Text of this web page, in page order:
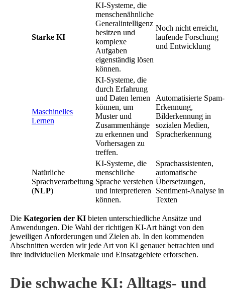
Starke KI
KI-Systeme, die
menschenähnliche
Generalintelligenz
besitzen und
komplexe
Aufgaben
eigenständig lösen
können.
Noch nicht erreicht,
laufende Forschung
und Entwicklung
Maschinelles
Lernen
KI-Systeme, die
durch Erfahrung
und Daten lernen
können, um
Muster und
Zusammenhänge
zu erkennen und
Vorhersagen zu
treffen.
Automatisierte Spam-
Erkennung,
Bilderkennung in
sozialen Medien,
Spracherkennung
Natürliche
Sprachverarbeitung
(NLP)
KI-Systeme, die
menschliche
Sprache verstehen
und interpretieren
können.
Sprachassistenten,
automatische
Übersetzungen,
Sentiment-Analyse in
Texten
Die Kategorien der KI bieten unterschiedliche Ansätze und
Anwendungen. Die Wahl der richtigen KI-Art hängt von den
jeweiligen Anforderungen und Zielen ab. In den kommenden
Abschnitten werden wir jede Art von KI genauer betrachten und
ihre individuellen Merkmale und Einsatzgebiete erforschen.
Die schwache KI: Alltags- und